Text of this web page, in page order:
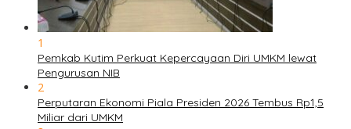
1
Pemkab Kutim Perkuat Kepercayaan Diri UMKM lewat
Pengurusan NIB
2
Perputaran Ekonomi Piala Presiden 2026 Tembus Rp1,5
Miliar dari UMKM